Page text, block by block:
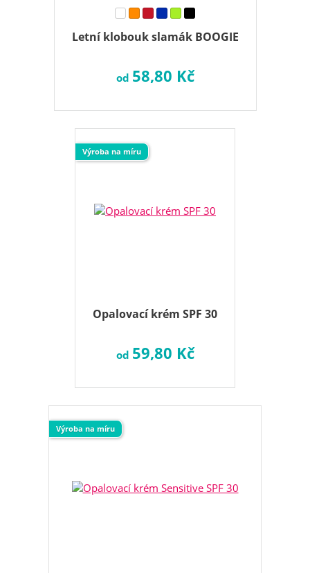
Letní klobouk slamák BOOGIE
od 58,80 Kč
Opalovací krém SPF 30
Výroba na míru
od 59,80 Kč
Výroba na míru